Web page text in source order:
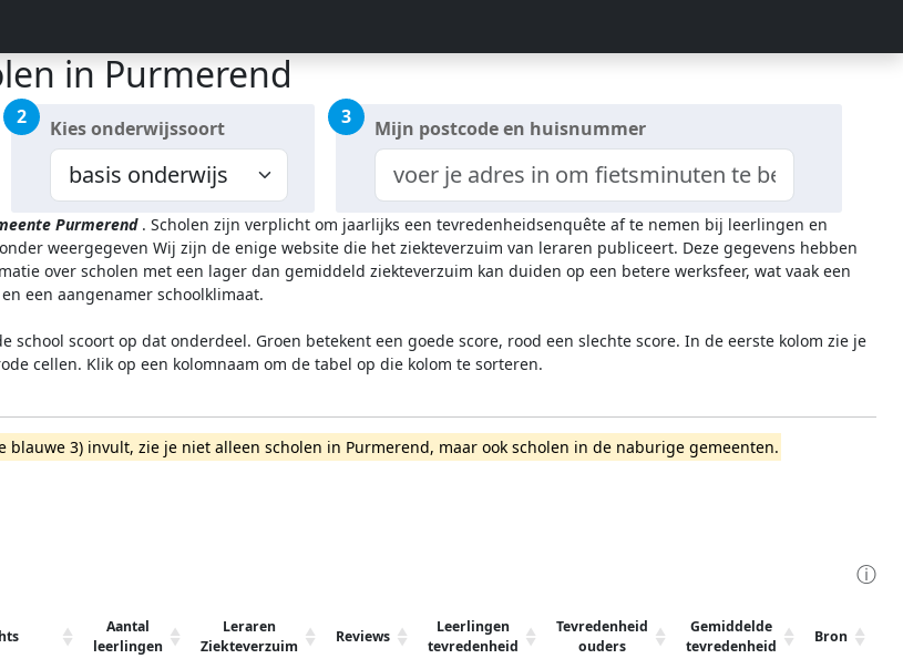
in Purmerend
2 Kies onderwijssoort 3 Mijn postcode en huisnummer
Purmerend . Scholen zijn verplicht om jaarlijks een tevredenheidsenquête af te nemen bij leerlingen en
weergegeven Wij zijn de enige website die het ziekteverzuim van leraren publiceert. Deze gegevens hebben
over scholen met een lager dan gemiddeld ziekteverzuim kan duiden op een betere werksfeer, wat vaak een
een aangenamer schoolklimaat.
school scoort op dat onderdeel. Groen betekent een goede score, rood een slechte score. In de eerste kolom zie je
cellen. Klik op een kolomnaam om de tabel op die kolom te sorteren.
blauwe 3) invult, zie je niet alleen scholen in Purmerend, maar ook scholen in de naburige gemeenten.
ⓘ
Aantal
leerlingen
Leraren
Ziekteverzuim
Reviews
Leerlingen
tevredenheid
Tevredenheid
ouders
Gemiddelde
tevredenheid
Bron